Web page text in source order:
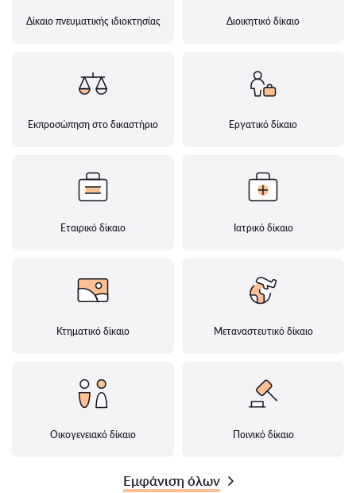
Δίκαιο πνευματικής ιδιοκτησίας Διοικητικό δίκαιο
Εκπροσώπηση στο δικαστήριο Εργατικό δίκαιο
Εταιρικό δίκαιο Ιατρικό δίκαιο
Κτηματικό δίκαιο Μεταναστευτικό δίκαιο
Οικογενειακό δίκαιο Ποινικό δίκαιο
Εμφάνιση όλων